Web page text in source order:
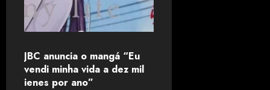
JBC anuncia o mangá “Eu
vendi minha vida a dez mil
ienes por ano”